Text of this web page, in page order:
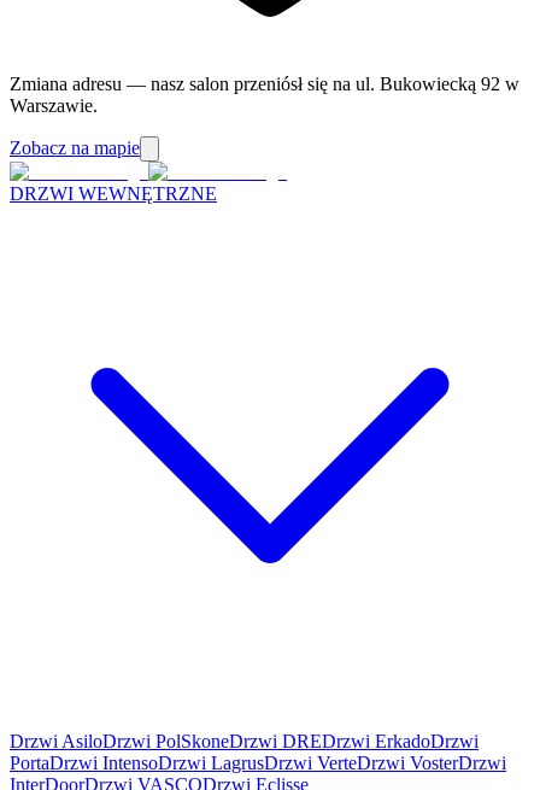
Zmiana adresu — nasz salon przeniósł się na ul. Bukowiecką 92 w
Warszawie.
Zobacz na mapie
DRZWI WEWNĘTRZNE
Drzwi AsiloDrzwi PolSkoneDrzwi DREDrzwi ErkadoDrzwi
PortaDrzwi IntensoDrzwi LagrusDrzwi VerteDrzwi VosterDrzwi
InterDoorDrzwi VASCODrzwi Eclisse